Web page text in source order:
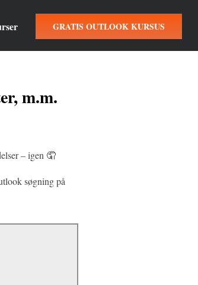
GRATIS OUTLOOK KURSUS
m.m.
– igen 🤦
søgning på